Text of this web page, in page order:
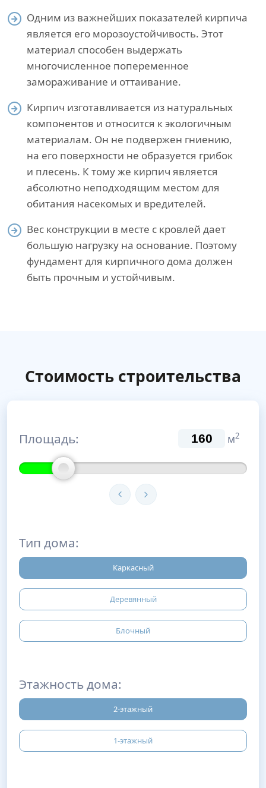
Одним из важнейших показателей кирпича
является его морозоустойчивость. Этот
материал способен выдержать
многочисленное попеременное
замораживание и оттаивание.
Кирпич изготавливается из натуральных
компонентов и относится к экологичным
материалам. Он не подвержен гниению,
на его поверхности не образуется грибок
и плесень. К тому же кирпич является
абсолютно неподходящим местом для
обитания насекомых и вредителей.
Вес конструкции в месте с кровлей дает
большую нагрузку на основание. Поэтому
фундамент для кирпичного дома должен
быть прочным и устойчивым.
Стоимость строительства
Площадь: м2
Тип дома:
Каркасный
Деревянный
Блочный
Этажность дома:
2-этажный
1-этажный